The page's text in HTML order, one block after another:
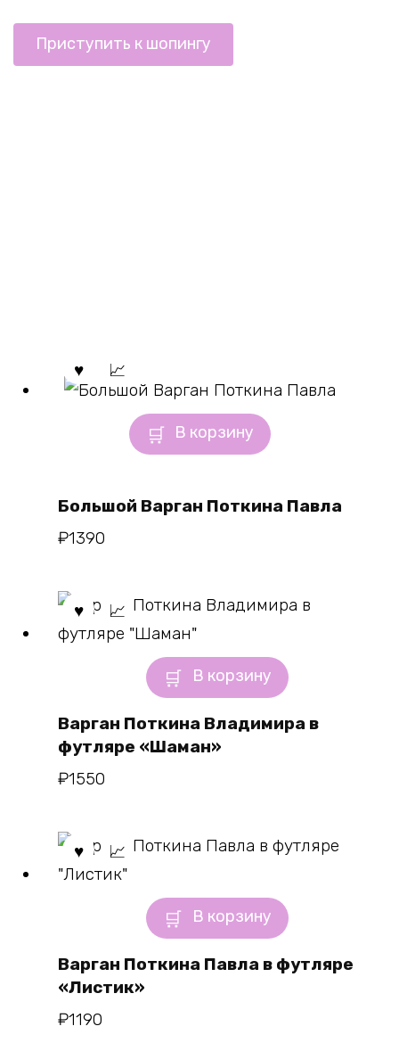
Приступить к шопингу
В корзину
Большой Варган Поткина Павла
₽1390
В корзину
Варган Поткина Владимира в
футляре «Шаман»
₽1550
В корзину
Варган Поткина Павла в футляре
«Листик»
₽1190